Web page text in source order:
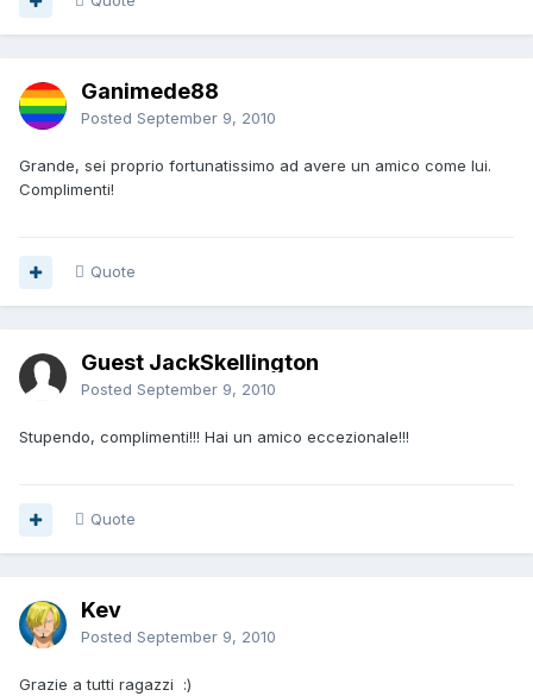
Ganimede88
Posted September 9, 2010
Grande, sei proprio fortunatissimo ad avere un amico come lui.
Complimenti!
Quote
Guest JackSkellington
Posted September 9, 2010
Stupendo, complimenti!!! Hai un amico eccezionale!!!
Quote
Kev
Posted September 9, 2010
Grazie a tutti ragazzi :)